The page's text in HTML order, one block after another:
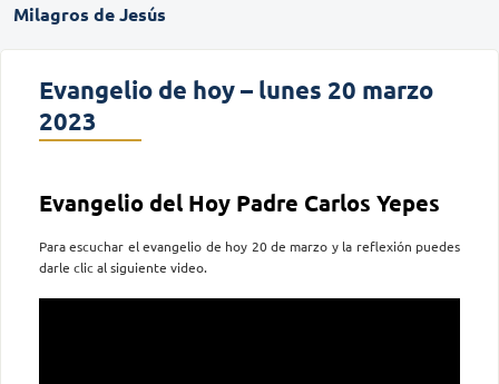
Milagros de Jesús
Evangelio de hoy – lunes 20 marzo
2023
Evangelio del Hoy Padre Carlos Yepes
Para escuchar el evangelio de hoy 20 de marzo y la reflexión puedes
darle clic al siguiente video.